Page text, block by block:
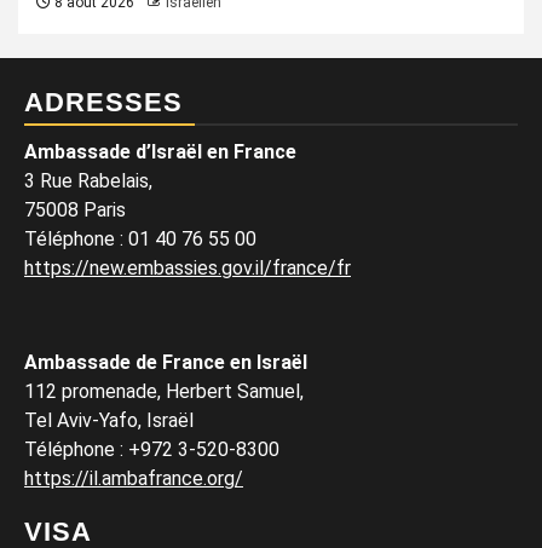
ADRESSES
Ambassade d’Israël en France
3 Rue Rabelais,
75008 Paris
Téléphone : 01 40 76 55 00
https://new.embassies.gov.il/france/fr
Ambassade de France en Israël
112 promenade, Herbert Samuel,
Tel Aviv-Yafo, Israël
Téléphone : +972 3-520-8300
https://il.ambafrance.org/
VISA